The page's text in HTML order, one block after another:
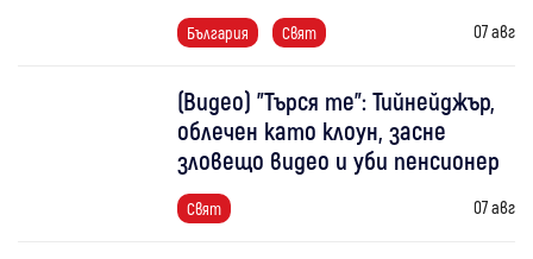
България Свят 07 авг
(Видео) "Търся те": Тийнейджър,
облечен като клоун, засне
зловещо видео и уби пенсионер
Свят 07 авг